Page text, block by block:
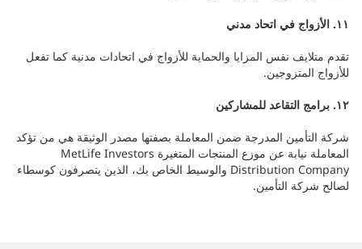
١١. الأزواج في اتحاد مدني
تقدم متلايف نفس المزايا والحماية للأزواج في اتحادات مدنية كما تفعل
للأزواج المتزوجين.
١٢. برامج التقاعد للمشاركين
شركة التأمين المدرجة ضمن المعاملة بصفتها مصدر الوثيقة هي من تؤكد
المعاملة نيابة عن موزع المنتجات المتغيرة MetLife Investors
Distribution Company والوسيط الخاص بك، الذين يتصرفون كوسطاء
لصالح شركة التأمين.